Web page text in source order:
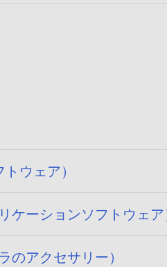
ウェア）
ケーションソフトウェア
のアクセサリー）